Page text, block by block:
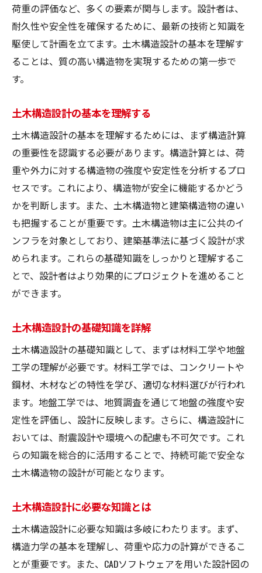
荷重の評価など、多くの要素が関与します。設計者は、
耐久性や安全性を確保するために、最新の技術と知識を
駆使して計画を立てます。土木構造設計の基本を理解す
ることは、質の高い構造物を実現するための第一歩で
す。
土木構造設計の基本を理解する
土木構造設計の基本を理解するためには、まず構造計算
の重要性を認識する必要があります。構造計算とは、荷
重や外力に対する構造物の強度や安定性を分析するプロ
セスです。これにより、構造物が安全に機能するかどう
かを判断します。また、土木構造物と建築構造物の違い
も把握することが重要です。土木構造物は主に公共のイ
ンフラを対象としており、建築基準法に基づく設計が求
められます。これらの基礎知識をしっかりと理解するこ
とで、設計者はより効果的にプロジェクトを進めること
ができます。
土木構造設計の基礎知識を詳解
土木構造設計の基礎知識として、まずは材料工学や地盤
工学の理解が必要です。材料工学では、コンクリートや
鋼材、木材などの特性を学び、適切な材料選びが行われ
ます。地盤工学では、地質調査を通じて地盤の強度や安
定性を評価し、設計に反映します。さらに、構造設計に
おいては、耐震設計や環境への配慮も不可欠です。これ
らの知識を総合的に活用することで、持続可能で安全な
土木構造物の設計が可能となります。
土木構造設計に必要な知識とは
土木構造設計に必要な知識は多岐にわたります。まず、
構造力学の基本を理解し、荷重や応力の計算ができるこ
とが重要です。また、CADソフトウェアを用いた設計図の